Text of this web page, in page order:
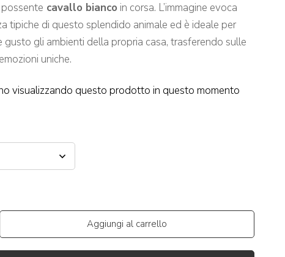
cavallo bianco in corsa. L’immagine evoca
tipiche di questo splendido animale ed è ideale per
gusto gli ambienti della propria casa, trasferendo sulle
uniche.
visualizzando questo prodotto in questo momento
Aggiungi al carrello